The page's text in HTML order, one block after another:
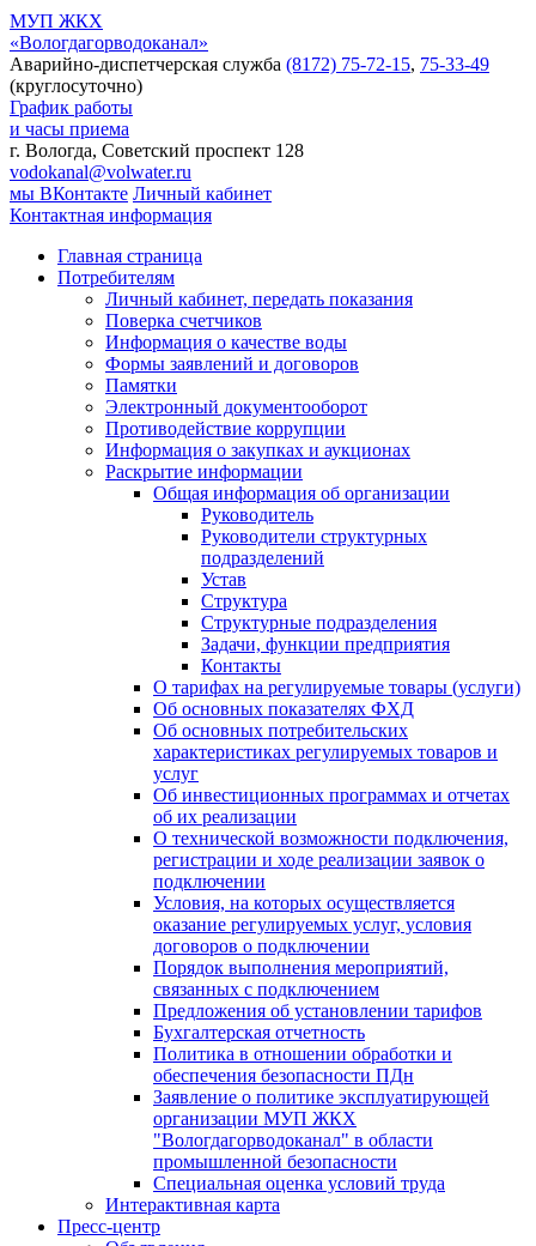
МУП ЖКХ
«Вологдагорводоканал»
Аварийно-диспетчерская служба (8172) 75-72-15, 75-33-49
(круглосуточно)
График работы
и часы приема
г. Вологда, Советский проспект 128
vodokanal@volwater.ru
мы ВКонтакте Личный кабинет
Контактная информация
Главная страница
Потребителям
Личный кабинет, передать показания
Поверка счетчиков
Информация о качестве воды
Формы заявлений и договоров
Памятки
Электронный документооборот
Противодействие коррупции
Информация о закупках и аукционах
Раскрытие информации
Общая информация об организации
Руководитель
Руководители структурных
подразделений
Устав
Структура
Структурные подразделения
Задачи, функции предприятия
Контакты
О тарифах на регулируемые товары (услуги)
Об основных показателях ФХД
Об основных потребительских
характеристиках регулируемых товаров и
услуг
Об инвестиционных программах и отчетах
об их реализации
О технической возможности подключения,
регистрации и ходе реализации заявок о
подключении
Условия, на которых осуществляется
оказание регулируемых услуг, условия
договоров о подключении
Порядок выполнения мероприятий,
связанных с подключением
Предложения об установлении тарифов
Бухгалтерская отчетность
Политика в отношении обработки и
обеспечения безопасности ПДн
Заявление о политике эксплуатирующей
организации МУП ЖКХ
"Вологдагорводоканал" в области
промышленной безопасности
Специальная оценка условий труда
Интерактивная карта
Пресс-центр